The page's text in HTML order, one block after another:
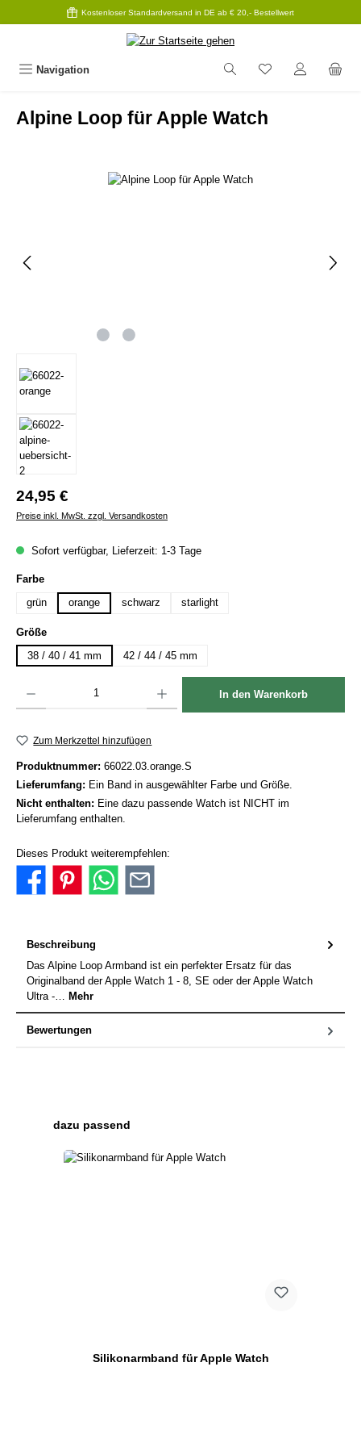
Zum Hauptinhalt springenKostenloser Standardversand in DE ab € 20,- Bestellwert
Navigation
Alpine Loop für Apple Watch
Bildergalerie überspringen
Regulärer Preis:
24,95 €
Preise inkl. MwSt. zzgl. Versandkosten
Sofort verfügbar, Lieferzeit: 1-3 Tage
Farbeauswählen
grün
orange schwarz starlight
Größeauswählen
38 / 40 / 41 mm
42 / 44 / 45 mm
In den Warenkorb
Zum Merkzettel hinzufügen
Produktnummer: 66022.03.orange.S
Lieferumfang: Ein Band in ausgewählter Farbe und Größe.
Nicht enthalten: Eine dazu passende Watch ist NICHT im
Lieferumfang enthalten.
Dieses Produkt weiterempfehlen:
Beschreibung
Das Alpine Loop Armband ist ein perfekter Ersatz für das
Originalband der Apple Watch 1 - 8, SE oder der Apple Watch
Ultra -… Mehr
Bewertungen
Produktgalerie überspringen
dazu passend
Silikonarmband für Apple Watch